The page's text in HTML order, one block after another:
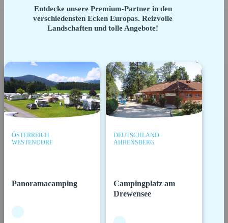
Entdecke unsere Premium-Partner in den
verschiedensten Ecken Europas. Reizvolle
Landschaften und tolle Angebote!
ÖSTERREICH -
WESTENDORF
Panoramacamping
DEUTSCHLAND -
AHRENSBERG
Campingplatz am
Drewensee